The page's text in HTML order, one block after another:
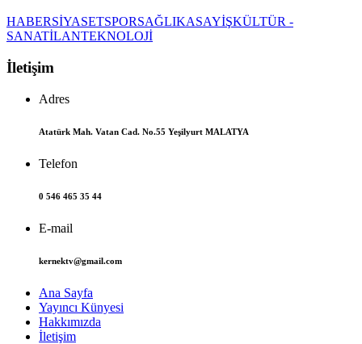
HABERSİYASETSPORSAĞLIKASAYİŞKÜLTÜR -
SANATİLANTEKNOLOJİ
İletişim
Adres
Atatürk Mah. Vatan Cad. No.55 Yeşilyurt MALATYA
Telefon
0 546 465 35 44
E-mail
kernektv@gmail.com
Ana Sayfa
Yayıncı Künyesi
Hakkımızda
İletişim